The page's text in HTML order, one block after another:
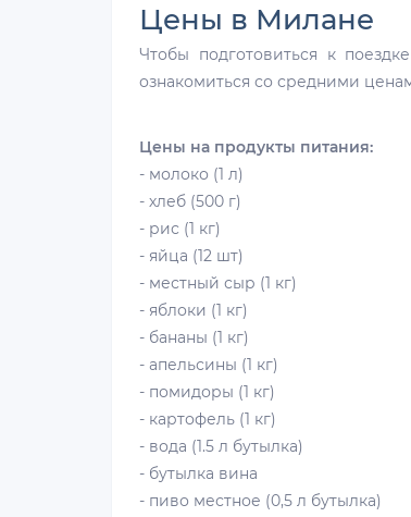
Цены в Милане
Чтобы подготовиться к
ознакомиться со средними
Цены на продукты питания:
- молоко (1 л)
- хлеб (500 г)
- рис (1 кг)
- яйца (12 шт)
- местный сыр (1 кг)
- яблоки (1 кг)
- бананы (1 кг)
- апельсины (1 кг)
- помидоры (1 кг)
- картофель (1 кг)
- вода (1.5 л бутылка)
- бутылка вина
- пиво местное (0,5 л бутылка)